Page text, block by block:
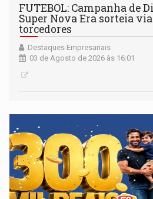
FUTEBOL: Campanha de
Super Nova Era sorteia
torcedores
Destaques Empresariais
03 de Agosto de 2026 às 16:01